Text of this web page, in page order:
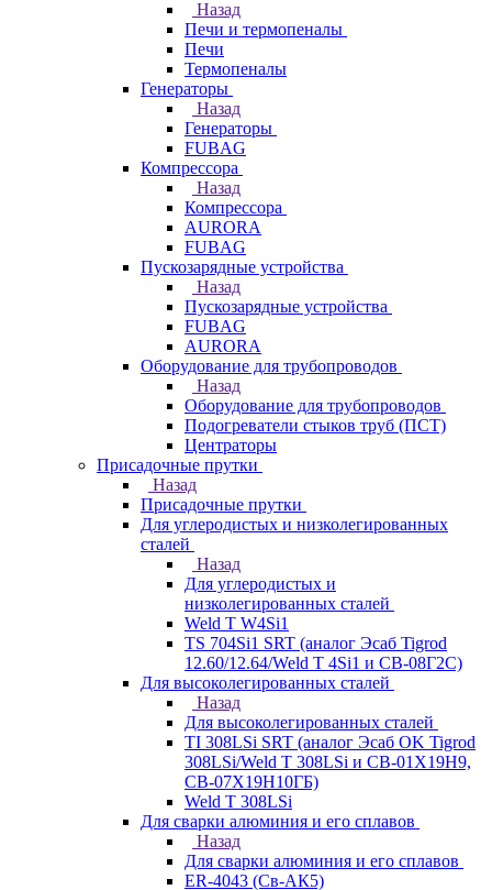
Назад
Печи и термопеналы
Печи
Термопеналы
Генераторы
Назад
Генераторы
FUBAG
Компрессора
Назад
Компрессора
AURORA
FUBAG
Пускозарядные устройства
Назад
Пускозарядные устройства
FUBAG
AURORA
Оборудование для трубопроводов
Назад
Оборудование для трубопроводов
Подогреватели стыков труб (ПСТ)
Центраторы
Присадочные прутки
Назад
Присадочные прутки
Для углеродистых и низколегированных
сталей
Назад
Для углеродистых и
низколегированных сталей
Weld T W4Si1
TS 704Si1 SRT (аналог Эсаб Tigrod
12.60/12.64/Weld T 4Si1 и СВ-08Г2С)
Для высоколегированных сталей
Назад
Для высоколегированных сталей
TI 308LSi SRT (аналог Эсаб OK Tigrod
308LSi/Weld T 308LSi и СВ-01Х19Н9,
СВ-07Х19Н10ГБ)
Weld T 308LSi
Для сварки алюминия и его сплавов
Назад
Для сварки алюминия и его сплавов
ER-4043 (Св-АК5)